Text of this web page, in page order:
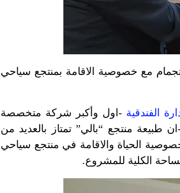
مع خصوصية الاقامة بمنتجع سياحي
الفندقية -اول وأكبر شركة متخصصة
منتجع “بالي” تمتاز بالعديد من
الحياة والاقامة في منتجع سياحي